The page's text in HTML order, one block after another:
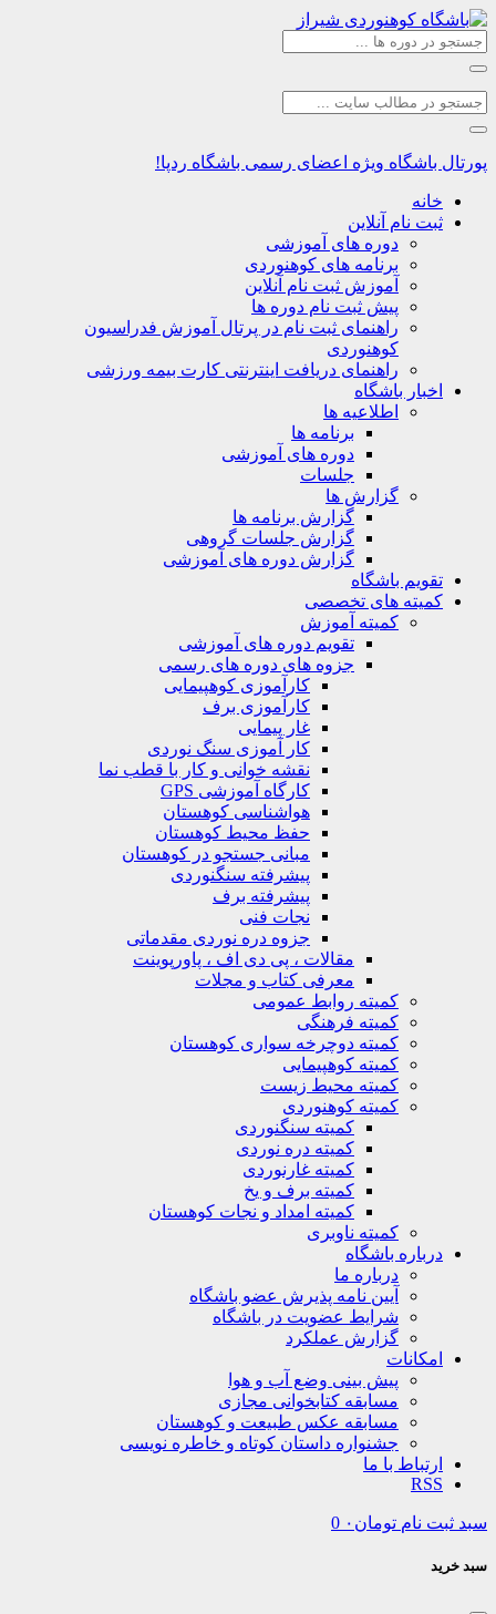
ویژه اعضای رسمی باشگاه ردپا!
نام آنلاین
دوره های آموزشی
برنامه های کوهنوردی
آموزش ثبت نام آنلاین
پیش ثبت نام دوره ها
راهنمای ثبت نام در پرتال آموزش فدراسیون
کوهنوردی
راهنمای دریافت اینترنتی کارت بیمه ورزشی
باشگاه
اطلاعیه ها
برنامه ها
دوره های آموزشی
جلسات
گزارش ها
گزارش برنامه ها
گزارش جلسات گروهی
گزارش دوره های آموزشی
باشگاه
های تخصصی
کمیته آموزش
تقویم دوره های آموزشی
جزوه های دوره های رسمی
کارآموزی کوهپیمایی
کارآموزی برف
غار پیمایی
کار آموزی سنگ نوردی
نقشه خوانی و کار با قطب نما
کارگاه آموزشی GPS
هواشناسی کوهستان
حفظ محیط کوهستان
مبانی جستجو در کوهستان
پیشرفته سنگنوردی
پیشرفته برف
نجات فنی
جزوه دره نوردی مقدماتی
مقالات ، پی دی اف ، پاورپوینت
معرفی کتاب و مجلات
کمیته روابط عمومی
کمیته فرهنگی
کمیته دوچرخه سواری کوهستان
کمیته کوهپیمایی
کمیته محیط زیست
کمیته کوهنوردی
کمیته سنگنوردی
کمیته دره نوردی
کمیته غارنوردی
کمیته برف و یخ
کمیته امداد و نجات کوهستان
کمیته ناوبری
باشگاه
درباره ما
آیین نامه پذیرش عضو باشگاه
شرایط عضویت در باشگاه
گزارش عملکرد
پیش بینی وضع آب و هوا
مسابقه کتابخوانی مجازی
مسابقه عکس طبیعت و کوهستان
جشنواره داستان کوتاه و خاطره نویسی
با ما
تومان ۰ 0